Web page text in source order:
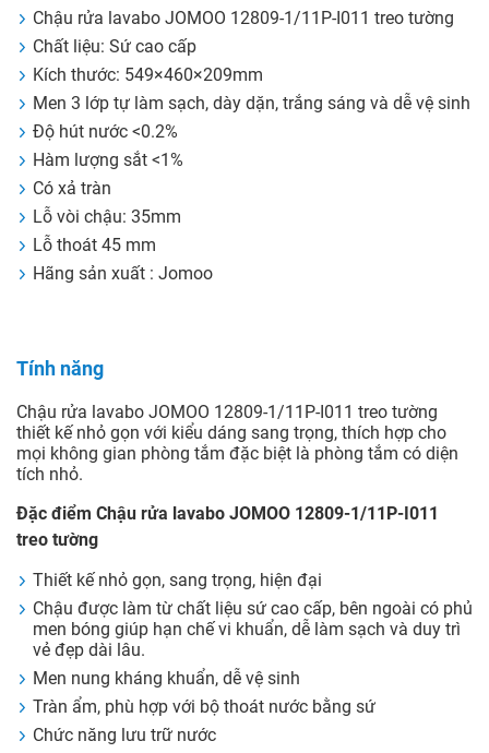
Chậu rửa lavabo JOMOO 12809-1/11P-I011 treo tường
Chất liệu: Sứ cao cấp
Kích thước: 549×460×209mm
Men 3 lớp tự làm sạch, dày dặn, trắng sáng và dễ vệ sinh
Độ hút nước <0.2%
Hàm lượng sắt <1%
Có xả tràn
Lỗ vòi chậu: 35mm
Lỗ thoát 45 mm
Hãng sản xuất : Jomoo
Tính năng
Chậu rửa lavabo JOMOO 12809-1/11P-I011 treo tường
thiết kế nhỏ gọn với kiểu dáng sang trọng, thích hợp cho
mọi không gian phòng tắm đặc biệt là phòng tắm có diện
tích nhỏ.
Đặc điểm Chậu rửa lavabo JOMOO 12809-1/11P-I011
treo tường
Thiết kế nhỏ gọn, sang trọng, hiện đại
Chậu được làm từ chất liệu sứ cao cấp, bên ngoài có phủ
men bóng giúp hạn chế vi khuẩn, dễ làm sạch và duy trì
vẻ đẹp dài lâu.
Men nung kháng khuẩn, dễ vệ sinh
Tràn ẩm, phù hợp với bộ thoát nước bằng sứ
Chức năng lưu trữ nước